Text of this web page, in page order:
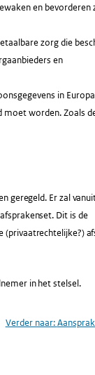
en bevorderen
zorg die
en
in Europa
moet worden. Zoals
geregeld. Er zal
Dit is de
(privaatrechtelijke?)
in het stelsel.
Verder naar: